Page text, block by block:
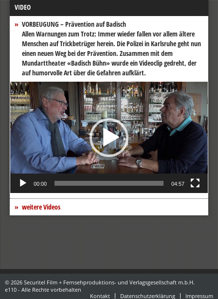
VIDEO
VORBEUGUNG – Prävention auf Badisch
Allen Warnungen zum Trotz: Immer wieder fallen vor allem ältere
Menschen auf Trickbetrüger herein. Die Polizei in Karlsruhe geht nun
einen neuen Weg bei der Prävention. Zusammen mit dem
Mundarttheater «Badisch Bühn» wurde ein Videoclip gedreht, der
auf humorvolle Art über die Gefahren aufklärt.
Video-
Player
00:00 04:57
weitere Videos
© 2026 Securitel Film + Fernsehproduktions- und Verlagsgesellschaft m.b.H.
e110 - Alle Rechte vorbehalten
Kontakt
Datenschutzerklärung Impressum